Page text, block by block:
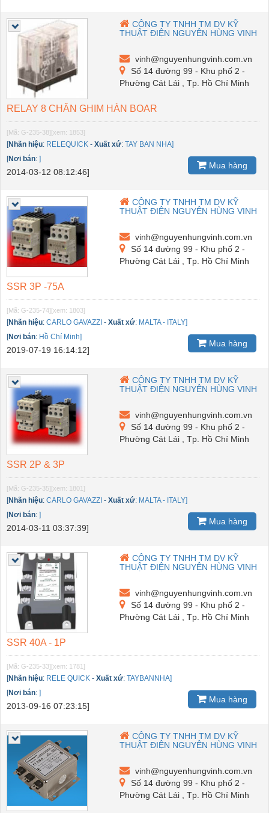
CÔNG TY TNHH TM DV KỸ
THUẬT ĐIỆN NGUYÊN HÙNG VINH
vinh@nguyenhungvinh.com.vn
Số 14 đường 99 - Khu phố 2 -
Phường Cát Lái , Tp. Hồ Chí Minh
RELAY 8 CHÂN GHIM HÀN BOAR
[Mã: G-235-38][xem: 1853]
[Nhãn hiệu: RELEQUICK - Xuất xứ: TAY BAN NHA]
[Nơi bán: ]
2014-03-12 08:12:46]
Mua hàng
CÔNG TY TNHH TM DV KỸ
THUẬT ĐIỆN NGUYÊN HÙNG VINH
vinh@nguyenhungvinh.com.vn
Số 14 đường 99 - Khu phố 2 -
Phường Cát Lái , Tp. Hồ Chí Minh
SSR 3P -75A
[Mã: G-235-74][xem: 1803]
[Nhãn hiệu: CARLO GAVAZZI - Xuất xứ: MALTA - ITALY]
[Nơi bán: Hồ Chí Minh]
2019-07-19 16:14:12]
Mua hàng
CÔNG TY TNHH TM DV KỸ
THUẬT ĐIỆN NGUYÊN HÙNG VINH
vinh@nguyenhungvinh.com.vn
Số 14 đường 99 - Khu phố 2 -
Phường Cát Lái , Tp. Hồ Chí Minh
SSR 2P & 3P
[Mã: G-235-35][xem: 1801]
[Nhãn hiệu: CARLO GAVAZZI - Xuất xứ: MALTA - ITALY]
[Nơi bán: ]
2014-03-11 03:37:39]
Mua hàng
CÔNG TY TNHH TM DV KỸ
THUẬT ĐIỆN NGUYÊN HÙNG VINH
vinh@nguyenhungvinh.com.vn
Số 14 đường 99 - Khu phố 2 -
Phường Cát Lái , Tp. Hồ Chí Minh
SSR 40A - 1P
[Mã: G-235-33][xem: 1781]
[Nhãn hiệu: RELE QUICK - Xuất xứ: TAYBANNHA]
[Nơi bán: ]
2013-09-16 07:23:15]
Mua hàng
CÔNG TY TNHH TM DV KỸ
THUẬT ĐIỆN NGUYÊN HÙNG VINH
vinh@nguyenhungvinh.com.vn
Số 14 đường 99 - Khu phố 2 -
Phường Cát Lái , Tp. Hồ Chí Minh